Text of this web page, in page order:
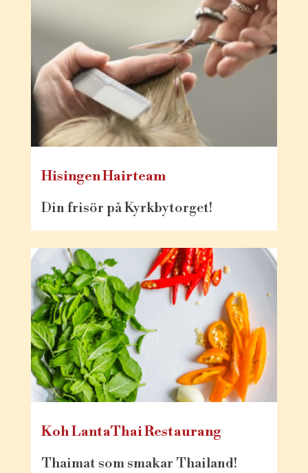
Hisingen Hairteam
Din frisör på Kyrkbytorget!
Koh LantaThai Restaurang
Thaimat som smakar Thailand!